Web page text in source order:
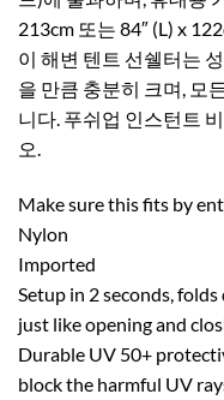
213cm 또는 84″ (L) x
이 해변 텐트 선쉘터는
을 만큼 충분히 크며, 모
니다. 푸쉬업 인스턴트
오.
Make sure this fits by
Nylon
Imported
Setup in 2 seconds,
just like opening and
Durable UV 50+
block the harmful UV